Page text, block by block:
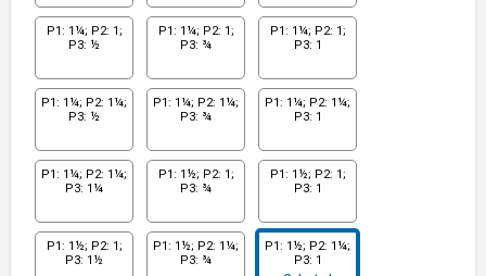
P1: 1¼; P2: 1;
P3: ½
P1: 1¼; P2: 1;
P3: ¾
P1: 1¼; P2: 1;
P3: 1
P1: 1¼; P2: 1¼;
P3: ½
P1: 1¼; P2: 1¼;
P3: ¾
P1: 1¼; P2: 1¼;
P3: 1
P1: 1¼; P2: 1¼;
P3: 1¼
P1: 1½; P2: 1;
P3: ¾
P1: 1½; P2: 1;
P3: 1
P1: 1½; P2: 1;
P3: 1½
P1: 1½; P2: 1¼;
P3: ¾
P1: 1½; P2: 1¼;
P3: 1